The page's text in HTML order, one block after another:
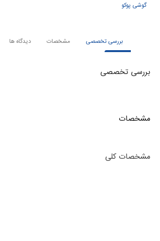
گوشی پوکو
بررسی تخصصی مشخصات دیدگاه ها
بررسی تخصصی
مشخصات
مشخصات کلی